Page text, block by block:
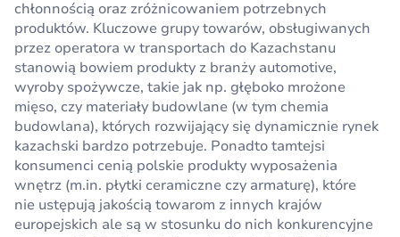
chłonnością oraz zróżnicowaniem potrzebnych
produktów. Kluczowe grupy towarów, obsługiwanych
przez operatora w transportach do Kazachstanu
stanowią bowiem produkty z branży automotive,
wyroby spożywcze, takie jak np. głęboko mrożone
mięso, czy materiały budowlane (w tym chemia
budowlana), których rozwijający się dynamicznie rynek
kazachski bardzo potrzebuje. Ponadto tamtejsi
konsumenci cenią polskie produkty wyposażenia
wnętrz (m.in. płytki ceramiczne czy armaturę), które
nie ustępują jakością towarom z innych krajów
europejskich ale są w stosunku do nich konkurencyjne